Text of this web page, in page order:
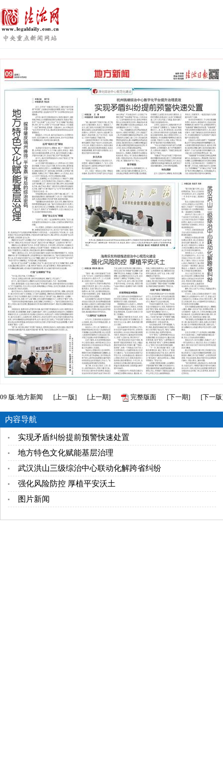
09 版:地方新闻 [上一版] [上一期] 完整版面 [下一期] [下一版
内容导航
实现矛盾纠纷提前预警快速处置
地方特色文化赋能基层治理
武汉洪山三级综治中心联动化解跨省纠纷
强化风险防控 厚植平安沃土
图片新闻